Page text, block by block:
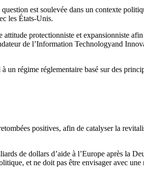
est soulevée dans un contexte
les États-Unis.
protectionniste et expansionniste afin
de l’Information Technologyand
régime réglementaire basé sur des
positives, afin de catalyser la
de dollars d’aide à l’Europe après la
et ne doit pas être envisager avec